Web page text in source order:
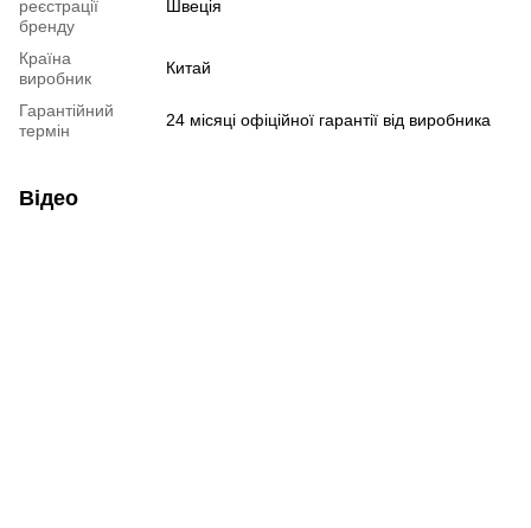
реєстрації
бренду
Швеція
Країна
виробник
Китай
Гарантійний
термін
24 місяці офіційної гарантії від виробника
Відео